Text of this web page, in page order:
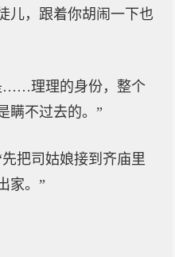
儿，跟着你胡闹一下也
……理理的身份，整个
瞒不过去的。”
把司姑娘接到齐庙里
家。”